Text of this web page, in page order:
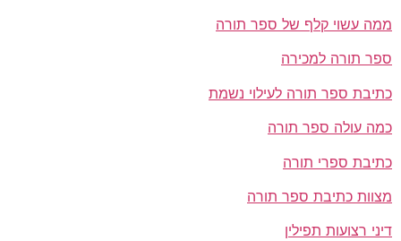
ממה עשוי קלף של ספר תורה
ספר תורה למכירה
כתיבת ספר תורה לעילוי נשמת
כמה עולה ספר תורה
כתיבת ספרי תורה
מצוות כתיבת ספר תורה
דיני רצועות תפילין